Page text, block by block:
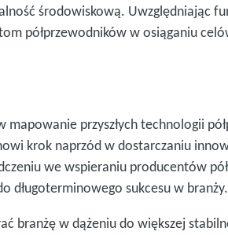
środowiskową. Uwzględniając
półprzewodników w osiąganiu
przyszłych technologii
krok naprzód w dostarczaniu
we wspieraniu producentów
długoterminowego sukcesu w branży.
branżę w dążeniu do większej